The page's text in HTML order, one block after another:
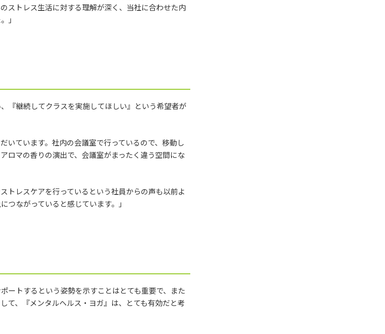
ストレス生活に対する理解が深く、当社に合わせた内
」
『継続してクラスを実施してほしい』という希望者が
いています。社内の会議室で行っているので、移動し
ロマの香りの演出で、会議室がまったく違う空間にな
トレスケアを行っているという社員からの声も以前よ
つながっていると感じています。」
ートするという姿勢を示すことはとても重要で、また
て、『メンタルヘルス・ヨガ』は、とても有効だと考